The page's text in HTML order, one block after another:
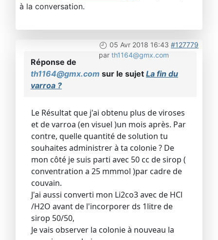
à la conversation.
05 Avr 2018 16:43 #127779
par th1164@gmx.com
Réponse de
th1164@gmx.com sur le sujet La fin du
varroa ?
Le Résultat que j'ai obtenu plus de viroses
et de varroa (en visuel )un mois après. Par
contre, quelle quantité de solution tu
souhaites administrer à ta colonie ? De
mon côté je suis parti avec 50 cc de sirop (
conventration a 25 mmmol )par cadre de
couvain.
J'ai aussi converti mon Li2co3 avec de HCl
/H2O avant de l'incorporer ds 1litre de
sirop 50/50,
Je vais observer la colonie à nouveau la